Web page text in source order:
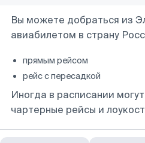
Вы можете добраться из
авиабилетом в страну
прямым рейсом
рейс с пересадкой
Иногда в расписании
чартерные рейсы и